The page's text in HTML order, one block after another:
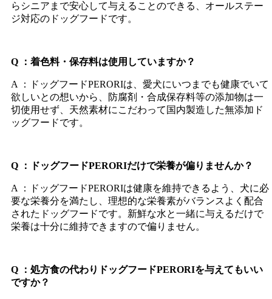
らシニアまで安心して与えることのできる、オールステー
ジ対応のドッグフードです。
Q ：着色料・保存料は使用していますか？
A ：ドッグフードPERORIは、愛犬にいつまでも健康でいて
欲しいとの想いから、防腐剤・合成保存料等の添加物は一
切使用せず、天然素材にこだわって国内製造した無添加ド
ッグフードです。
Q ：ドッグフードPERORIだけで栄養が偏りませんか？
A ：ドッグフードPERORIは健康を維持できるよう、犬に必
要な栄養分を満たし、理想的な栄養素がバランスよく配合
されたドッグフードです。新鮮な水と一緒に与えるだけで
栄養は十分に維持できますので偏りません。
Q ：処方食の代わりドッグフードPERORIを与えてもいい
ですか？